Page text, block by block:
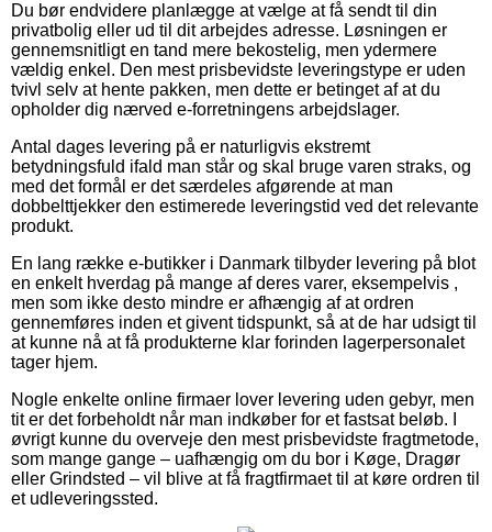
Du bør endvidere planlægge at vælge at få sendt til din
privatbolig eller ud til dit arbejdes adresse. Løsningen er
gennemsnitligt en tand mere bekostelig, men ydermere
vældig enkel. Den mest prisbevidste leveringstype er uden
tvivl selv at hente pakken, men dette er betinget af at du
opholder dig nærved e-forretningens arbejdslager.
Antal dages levering på er naturligvis ekstremt
betydningsfuld ifald man står og skal bruge varen straks, og
med det formål er det særdeles afgørende at man
dobbelttjekker den estimerede leveringstid ved det relevante
produkt.
En lang række e-butikker i Danmark tilbyder levering på blot
en enkelt hverdag på mange af deres varer, eksempelvis ,
men som ikke desto mindre er afhængig af at ordren
gennemføres inden et givent tidspunkt, så at de har udsigt til
at kunne nå at få produkterne klar forinden lagerpersonalet
tager hjem.
Nogle enkelte online firmaer lover levering uden gebyr, men
tit er det forbeholdt når man indkøber for et fastsat beløb. I
øvrigt kunne du overveje den mest prisbevidste fragtmetode,
som mange gange – uafhængig om du bor i Køge, Dragør
eller Grindsted – vil blive at få fragtfirmaet til at køre ordren til
et udleveringssted.